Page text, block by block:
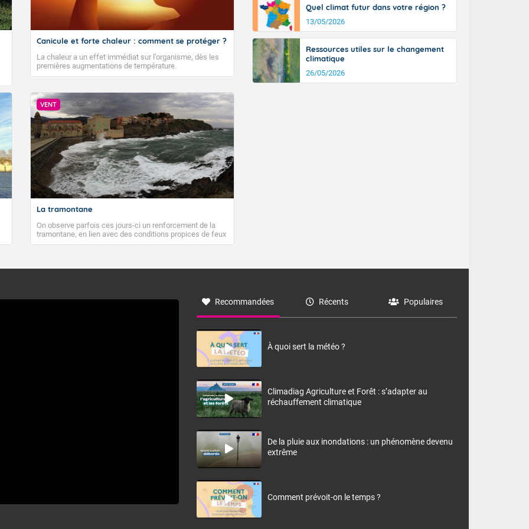
Canicule et forte chaleur : comment se protéger ?
La chaleur a un effet immédiat sur l’organisme, dès les
premières augmentations de température.
VENT
La tramontane
On observe parfois ces jours-ci un renforcement de la
tramontane, en lien avec des conditions propices de feux
de forêt. Mais qu'est-ce que la tramontane ? Quelles sont
à nord-ouest, dans un secteur qui part du Roussillon à la
monts, en allusion aux régions montagneuses d’où
Quel climat futur dans votre région ?
13/05/2026
Ressources utiles sur le changement
climatique
26/05/2026
Recommandées Récents Populaires
À quoi sert la météo ?
Climadiag Agriculture et Forêt : s’adapter au
réchauffement climatique
De la pluie aux inondations : un phénomène devenu
extrême
Comment prévoit-on le temps ?